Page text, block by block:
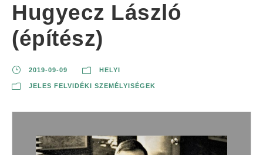
Hugyecz László
(építész)
2019-09-09 HELYI
JELES FELVIDÉKI SZEMÉLYISÉGEK